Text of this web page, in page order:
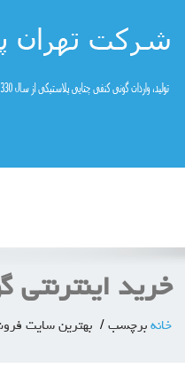
خرید اینترنتی
خانه برچسب بهترین سایت